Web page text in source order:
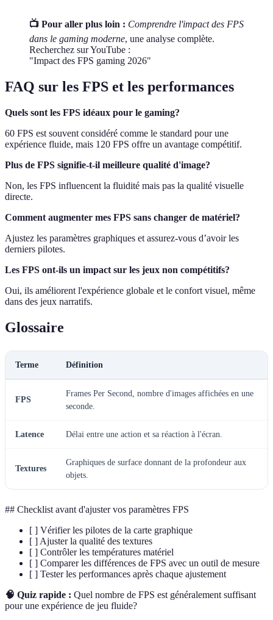
📺 Pour aller plus loin : Comprendre l'impact des FPS
dans le gaming moderne, une analyse complète.
Recherchez sur YouTube :
"Impact des FPS gaming 2026"
FAQ sur les FPS et les performances
Quels sont les FPS idéaux pour le gaming?
60 FPS est souvent considéré comme le standard pour une
expérience fluide, mais 120 FPS offre un avantage compétitif.
Plus de FPS signifie-t-il meilleure qualité d'image?
Non, les FPS influencent la fluidité mais pas la qualité visuelle
directe.
Comment augmenter mes FPS sans changer de matériel?
Ajustez les paramètres graphiques et assurez-vous d’avoir les
derniers pilotes.
Les FPS ont-ils un impact sur les jeux non compétitifs?
Oui, ils améliorent l'expérience globale et le confort visuel, même
dans des jeux narratifs.
Glossaire
Terme Définition
FPS
Frames Per Second, nombre d'images affichées en une
seconde.
Latence Délai entre une action et sa réaction à l'écran.
Textures
Graphiques de surface donnant de la profondeur aux
objets.
## Checklist avant d'ajuster vos paramètres FPS
[ ] Vérifier les pilotes de la carte graphique
[ ] Ajuster la qualité des textures
[ ] Contrôler les températures matériel
[ ] Comparer les différences de FPS avec un outil de mesure
[ ] Tester les performances après chaque ajustement
🧠 Quiz rapide : Quel nombre de FPS est généralement suffisant
pour une expérience de jeu fluide?